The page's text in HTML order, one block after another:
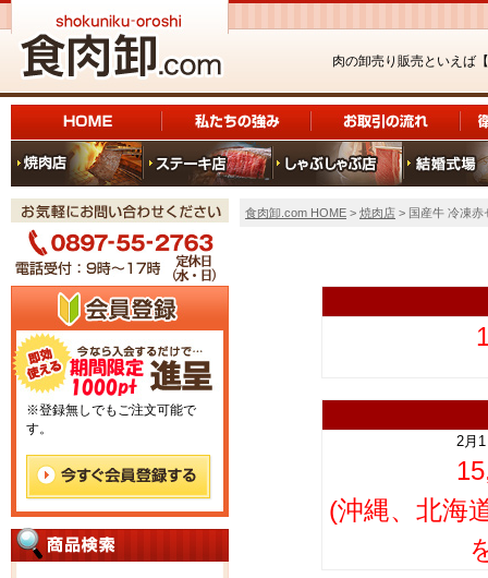
肉の卸売り販売といえば【
※登録無しでもご注文可能で
す。
食肉卸.com HOME > 焼肉店 > 国産牛 冷凍
2月
(沖縄、北海